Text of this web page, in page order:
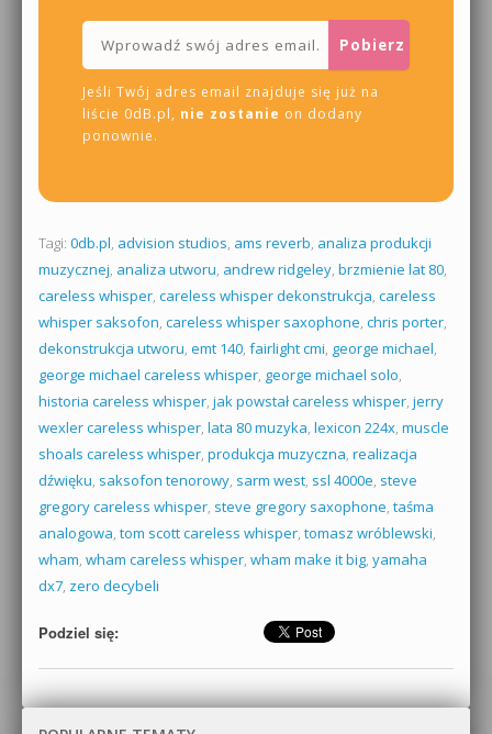
Jeśli Twój adres email znajduje się już na
liście 0dB.pl, nie zostanie on dodany
ponownie.
Tagi: 0db.pl, advision studios, ams reverb, analiza produkcji
muzycznej, analiza utworu, andrew ridgeley, brzmienie lat 80,
careless whisper, careless whisper dekonstrukcja, careless
whisper saksofon, careless whisper saxophone, chris porter,
dekonstrukcja utworu, emt 140, fairlight cmi, george michael,
george michael careless whisper, george michael solo,
historia careless whisper, jak powstał careless whisper, jerry
wexler careless whisper, lata 80 muzyka, lexicon 224x, muscle
shoals careless whisper, produkcja muzyczna, realizacja
dźwięku, saksofon tenorowy, sarm west, ssl 4000e, steve
gregory careless whisper, steve gregory saxophone, taśma
analogowa, tom scott careless whisper, tomasz wróblewski,
wham, wham careless whisper, wham make it big, yamaha
dx7, zero decybeli
Podziel się: